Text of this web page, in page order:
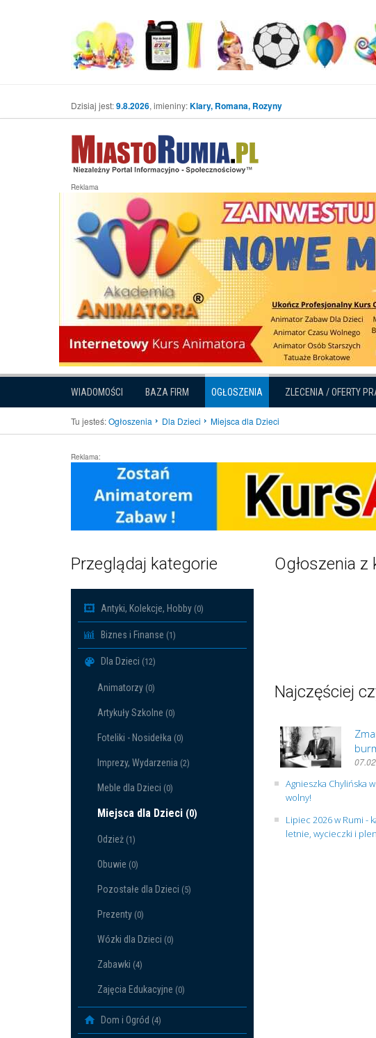
Dzisiaj jest:9.8.2026, imieniny:Klary, Romana, Rozyny
Reklama
WIADOMOŚCI BAZA FIRM OGŁOSZENIA ZLECENIA / OFERTY
Tu jesteś:Ogłoszenia Dla Dzieci Miejsca dla Dzieci
Reklama:
Przeglądaj kategorie
Antyki, Kolekcje, Hobby (0)
Biznes i Finanse (1)
Dla Dzieci (12)
Animatorzy (0)
Artykuły Szkolne (0)
Foteliki - Nosidełka (0)
Imprezy, Wydarzenia (2)
Meble dla Dzieci (0)
Miejsca dla Dzieci (0)
Odzież (1)
Obuwie (0)
Pozostałe dla Dzieci (5)
Prezenty (0)
Wózki dla Dzieci (0)
Zabawki (4)
Zajęcia Edukacyjne (0)
Dom i Ogród (4)
Ogłoszenia
Najczęściej
Agnieszka Chylińska
wolny!
Lipiec 2026 w Rumi -
letnie, wycieczki i